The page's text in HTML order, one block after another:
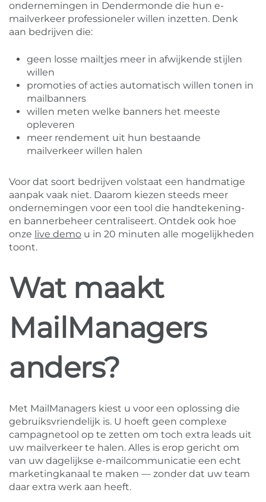
ondernemingen in Dendermonde die hun e-
mailverkeer professioneler willen inzetten. Denk
aan bedrijven die:
geen losse mailtjes meer in afwijkende stijlen
willen
promoties of acties automatisch willen tonen in
mailbanners
willen meten welke banners het meeste
opleveren
meer rendement uit hun bestaande
mailverkeer willen halen
Voor dat soort bedrijven volstaat een handmatige
aanpak vaak niet. Daarom kiezen steeds meer
ondernemingen voor een tool die handtekening-
en bannerbeheer centraliseert. Ontdek ook hoe
onze live demo u in 20 minuten alle mogelijkheden
toont.
Wat maakt
MailManagers
anders?
Met MailManagers kiest u voor een oplossing die
gebruiksvriendelijk is. U hoeft geen complexe
campagnetool op te zetten om toch extra leads uit
uw mailverkeer te halen. Alles is erop gericht om
van uw dagelijkse e-mailcommunicatie een echt
marketingkanaal te maken — zonder dat uw team
daar extra werk aan heeft.